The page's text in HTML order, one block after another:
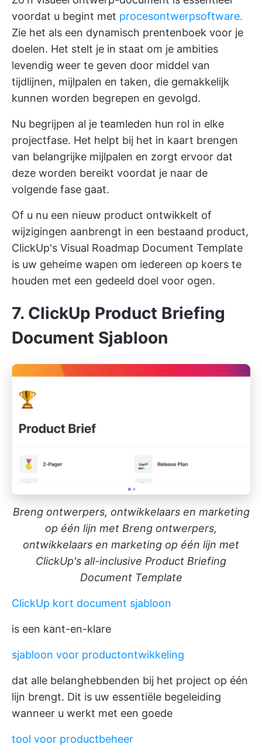
voordat u begint met procesontwerpsoftware.
Zie het als een dynamisch prentenboek voor je
doelen. Het stelt je in staat om je ambities
levendig weer te geven door middel van
tijdlijnen, mijlpalen en taken, die gemakkelijk
kunnen worden begrepen en gevolgd.
Nu begrijpen al je teamleden hun rol in elke
projectfase. Het helpt bij het in kaart brengen
van belangrijke mijlpalen en zorgt ervoor dat
deze worden bereikt voordat je naar de
volgende fase gaat.
Of u nu een nieuw product ontwikkelt of
wijzigingen aanbrengt in een bestaand product,
ClickUp's Visual Roadmap Document Template
is uw geheime wapen om iedereen op koers te
houden met een gedeeld doel voor ogen.
7. ClickUp Product Briefing
Document Sjabloon
Breng ontwerpers, ontwikkelaars en marketing
op één lijn met Breng ontwerpers,
ontwikkelaars en marketing op één lijn met
ClickUp's all-inclusive Product Briefing
Document Template
ClickUp kort document sjabloon
is een kant-en-klare
sjabloon voor productontwikkeling
dat alle belanghebbenden bij het project op één
lijn brengt. Dit is uw essentiële begeleiding
wanneer u werkt met een goede
tool voor productbeheer